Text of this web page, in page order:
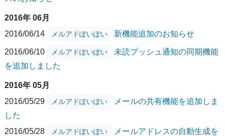
2016年 06月
2016/06/14
メルアドぽいぽい 新機能追加のお知らせ
2016/06/10 メルアドぽいぽい
未読プッシュ通知の同期機能
を追加しました
2016年 05月
2016/05/29
メルアドぽいぽい
メールの共有機能を追加しま
した
2016/05/28
メルアドぽいぽい
メールアドレスの自動生成を